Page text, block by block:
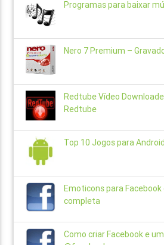
Programas para baixar
Nero 7 Premium –
Redtube Vídeo
Redtube
Top 10 Jogos para
Emoticons para
completa
Como criar Facebook e